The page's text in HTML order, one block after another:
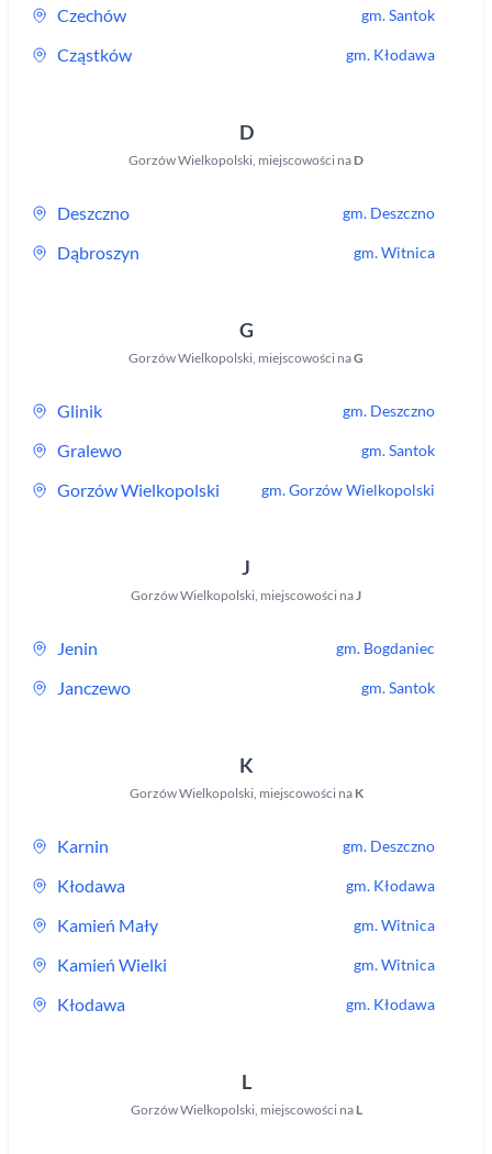
Czechów gm.Santok
Cząstków gm. Kłodawa
D
Gorzów Wielkopolski, miejscowości na D
Deszczno gm. Deszczno
Dąbroszyn gm.Witnica
G
Gorzów Wielkopolski, miejscowości naG
Glinik gm. Deszczno
Gralewo gm.Santok
Gorzów Wielkopolski gm.Gorzów Wielkopolski
J
Gorzów Wielkopolski, miejscowości naJ
Jenin gm. Bogdaniec
Janczewo gm.Santok
K
Gorzów Wielkopolski, miejscowości na K
Karnin gm. Deszczno
Kłodawa gm. Kłodawa
Kamień Mały gm.Witnica
Kamień Wielki gm.Witnica
Kłodawa gm. Kłodawa
L
Gorzów Wielkopolski, miejscowości na L